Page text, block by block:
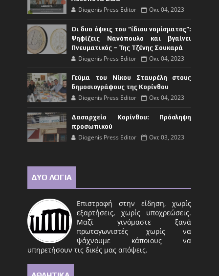
Diogenis Press Editor Οκτ 04, 2023
Οι δυο όψεις του “ίδιου νομίσματος”:
Ψηφίζεις Νανόπουλο και βγαίνει
Πνευματικός – Της Τζένης Σουκαρά
Diogenis Press Editor Οκτ 04, 2023
Γεύμα του Νίκου Σταυρέλη στους
δημοσιογράφους της Κορίνθου
Diogenis Press Editor Οκτ 04, 2023
Δασαρχείο Κορίνθου: Πρόσληψη
προσωπικού
Diogenis Press Editor Οκτ 03, 2023
ΔΥΟ ΛΟΓΙΑ
Επιστροφή στην είδηση, χωρίς
εξαρτήσεις, χωρίς υποχρεώσεις.
Μαζί γινόμαστε ξανά
πρωταγωνιστές χωρίς να
ψάχνουμε κάποιους να
υπηρετήσουν τις δικές μας απόψεις.